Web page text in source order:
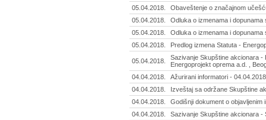
05.04.2018.
Obaveštenje o značajnom
05.04.2018.
Odluka o izmenama i
05.04.2018.
Odluka o izmenama i
05.04.2018.
Predlog izmena Statuta -
05.04.2018.
Sazivanje Skupštine akcionara
Energoprojekt oprema a.d. ,
04.04.2018.
Ažurirani informatori - 04.04.2018
04.04.2018.
Izveštaj sa održane Skupštine
04.04.2018.
Godišnji dokument o objavljenim
04.04.2018.
Sazivanje Skupštine akcionara -